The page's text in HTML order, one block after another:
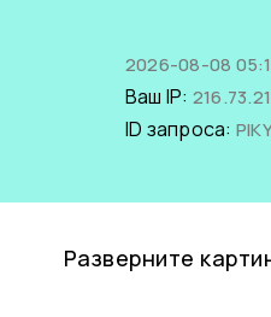
2026-08-08
Ваш IP:
ID запроса:
Разверните